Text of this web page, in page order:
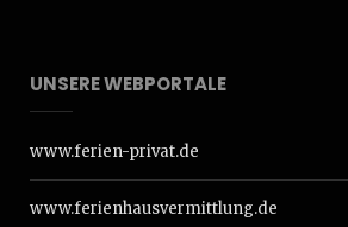
UNSERE WEBPORTALE
www.ferien-privat.de
www.ferienhausvermittlung.de